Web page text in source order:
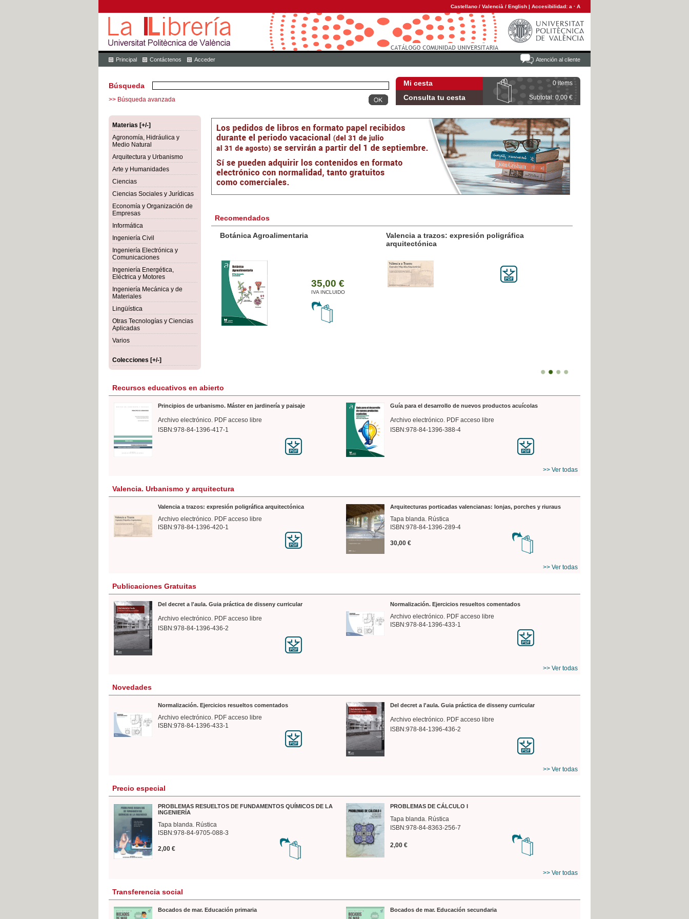
Castellano / Valencià / English | Accesibilidad: a · A
Atención al cliente
Principal Contáctenos Acceder
Mi cesta 0 items
Consulta tu cesta Subtotal: 0,00 €
Búsqueda
>> Búsqueda avanzada
Materias [+/-]
Agronomía, Hidráulica y
Medio Natural
Arquitectura y Urbanismo
Arte y Humanidades
Ciencias
Ciencias Sociales y Jurídicas
Economía y Organización de
Empresas
Informática
Ingeniería Civil
Ingeniería Electrónica y
Comunicaciones
Ingeniería Energética,
Eléctrica y Motores
Ingeniería Mecánica y de
Materiales
Lingüística
Otras Tecnologías y Ciencias
Aplicadas
Varios
Colecciones [+/-]
Recomendados
Botánica Agroalimentaria
35,00 €
IVA INCLUIDO
Valencia a trazos: expresión poligráfica
arquitectónica
Recursos educativos en abierto
Principios de urbanismo. Máster en jardinería y paisaje
Archivo electrónico. PDF acceso libre
ISBN:978-84-1396-417-1
Guía para el desarrollo de nuevos productos acuícolas
Archivo electrónico. PDF acceso libre
ISBN:978-84-1396-388-4
>> Ver todas
Valencia. Urbanismo y arquitectura
Valencia a trazos: expresión poligráfica arquitectónica
Archivo electrónico. PDF acceso libre
ISBN:978-84-1396-420-1
Arquitecturas porticadas valencianas: lonjas, porches y riuraus
Tapa blanda. Rústica
ISBN:978-84-1396-289-4
30,00 €
>> Ver todas
Publicaciones Gratuitas
Del decret a l'aula. Guia práctica de disseny curricular
Archivo electrónico. PDF acceso libre
ISBN:978-84-1396-436-2
Normalización. Ejercicios resueltos comentados
Archivo electrónico. PDF acceso libre
ISBN:978-84-1396-433-1
>> Ver todas
Novedades
Normalización. Ejercicios resueltos comentados
Archivo electrónico. PDF acceso libre
ISBN:978-84-1396-433-1
Del decret a l'aula. Guia práctica de disseny curricular
Archivo electrónico. PDF acceso libre
ISBN:978-84-1396-436-2
>> Ver todas
Precio especial
PROBLEMAS RESUELTOS DE FUNDAMENTOS QUÍMICOS DE LA
INGENIERÍA
Tapa blanda. Rústica
ISBN:978-84-9705-088-3
2,00 €
PROBLEMAS DE CÁLCULO I
Tapa blanda. Rústica
ISBN:978-84-8363-256-7
2,00 €
>> Ver todas
Transferencia social
Bocados de mar. Educación primaria Bocados de mar. Educación secundaria